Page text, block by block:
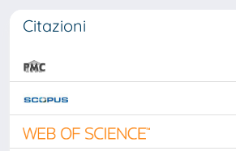
Citazioni